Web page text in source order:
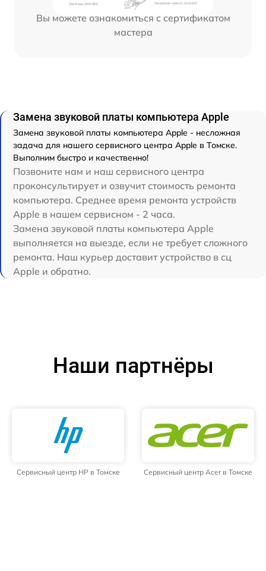
Вы можете ознакомиться с сертификатом
мастера
Замена звуковой платы компьютера Apple
Замена звуковой платы компьютера Apple - несложная
задача для нашего сервисного центра Apple в Томске.
Выполним быстро и качественно!
Позвоните нам и наш сервисного центра
проконсультирует и озвучит стоимость ремонта
компьютера. Среднее время ремонта устройств
Apple в нашем сервисном - 2 часа.
Замена звуковой платы компьютера Apple
выполняется на выезде, если не требует сложного
ремонта. Наш курьер доставит устройство в сц
Apple и обратно.
Наши партнёры
Сервисный центр HP в Томске Сервисный центр Acer в Томске